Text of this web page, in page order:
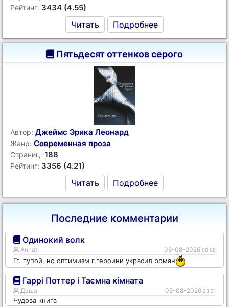
Рейтинг: 3434 (4.55)
Читать Подробнее
Пятьдесят оттенков серого
Автор: Джеймс Эрика Леонард
Жанр: Современная проза
Страниц: 188
Рейтинг: 3356 (4.21)
Читать Подробнее
Последние комментарии
Одинокий волк
Annat 06-08-2026 00:00
Гг. тупой, но оптимизм г.героини украсил роман
Гаррі Поттер і Таємна кімната
Даша 05-08-2026 23:31
Чудова книга